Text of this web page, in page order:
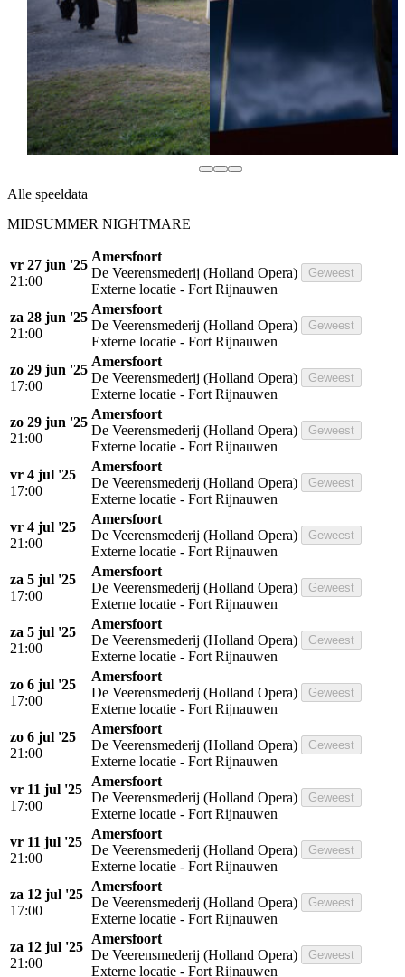
Alle speeldata
MIDSUMMER NIGHTMARE
vr 27 jun '25
21:00
Amersfoort
De Veerensmederij (Holland Opera)
Externe locatie - Fort Rijnauwen
Geweest
za 28 jun '25
21:00
Amersfoort
De Veerensmederij (Holland Opera)
Externe locatie - Fort Rijnauwen
Geweest
zo 29 jun '25
17:00
Amersfoort
De Veerensmederij (Holland Opera)
Externe locatie - Fort Rijnauwen
Geweest
zo 29 jun '25
21:00
Amersfoort
De Veerensmederij (Holland Opera)
Externe locatie - Fort Rijnauwen
Geweest
vr 4 jul '25
17:00
Amersfoort
De Veerensmederij (Holland Opera)
Externe locatie - Fort Rijnauwen
Geweest
vr 4 jul '25
21:00
Amersfoort
De Veerensmederij (Holland Opera)
Externe locatie - Fort Rijnauwen
Geweest
za 5 jul '25
17:00
Amersfoort
De Veerensmederij (Holland Opera)
Externe locatie - Fort Rijnauwen
Geweest
za 5 jul '25
21:00
Amersfoort
De Veerensmederij (Holland Opera)
Externe locatie - Fort Rijnauwen
Geweest
zo 6 jul '25
17:00
Amersfoort
De Veerensmederij (Holland Opera)
Externe locatie - Fort Rijnauwen
Geweest
zo 6 jul '25
21:00
Amersfoort
De Veerensmederij (Holland Opera)
Externe locatie - Fort Rijnauwen
Geweest
vr 11 jul '25
17:00
Amersfoort
De Veerensmederij (Holland Opera)
Externe locatie - Fort Rijnauwen
Geweest
vr 11 jul '25
21:00
Amersfoort
De Veerensmederij (Holland Opera)
Externe locatie - Fort Rijnauwen
Geweest
za 12 jul '25
17:00
Amersfoort
De Veerensmederij (Holland Opera)
Externe locatie - Fort Rijnauwen
Geweest
za 12 jul '25
21:00
Amersfoort
De Veerensmederij (Holland Opera)
Externe locatie - Fort Rijnauwen
Geweest